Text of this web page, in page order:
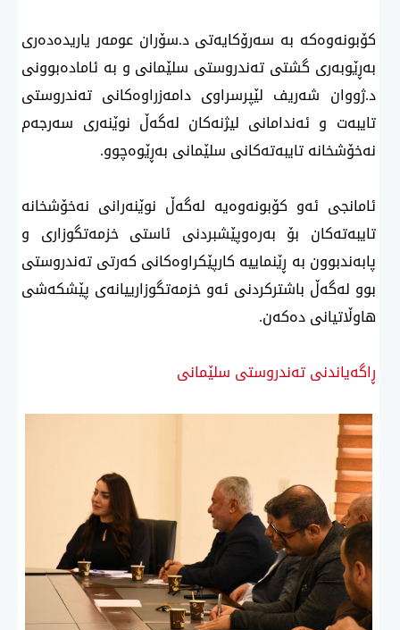
كۆبونەوەكە بە سەرۆكایەتی د.سۆران عومەر یاریدەدەری
بەڕێوبەری گشتی تەندروستی سلێمانی و بە ئامادەبوونی
د.ژووان شەریف لێپرسراوی دامەزراوەكانی تەندروستی
تایبەت و ئەندامانی لیژنەكان لەگەڵ نوێنەری سەرجەم
نەخۆشخانە تایبەتەكانی سلێمانی بەڕێوەچوو.
ئامانجی ئەو كۆبونەوەیە لەگەڵ نوێنەرانی نەخۆشخانە
تایبەتەكان بۆ بەرەوپێشبردنی ئاستی خزمەتگوزاری و
پابەندبوون بە ڕێنماییە كارپێكراوەكانی كەرتی تەندروستی
بوو لەگەڵ باشتركردنی ئەو خزمەتگوزارییانەی پێشكەشی
هاوڵاتیانی دەكەن.
ڕاگەیاندنی تەندروستی سلێمانی